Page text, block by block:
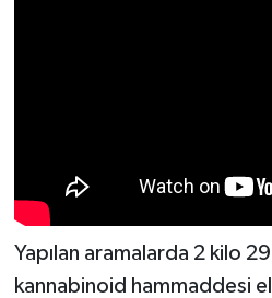
Yapılan aramalarda 2 kilo
kannabinoid hammaddesi